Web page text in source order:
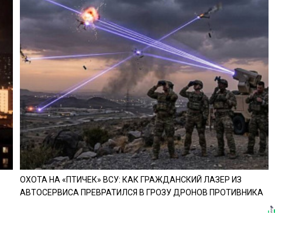
ОХОТА НА «ПТИЧЕК» ВСУ: КАК ГРАЖДАНСКИЙ ЛАЗЕР ИЗ
АВТОСЕРВИСА ПРЕВРАТИЛСЯ В ГРОЗУ ДРОНОВ ПРОТИВНИКА